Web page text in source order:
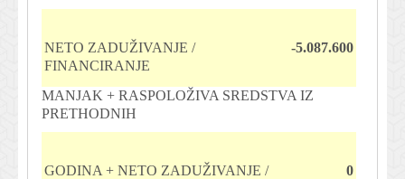
NETO ZADUŽIVANJE /
FINANCIRANJE
-5.087.600
MANJAK + RASPOLOŽIVA SREDSTVA IZ
PRETHODNIH
GODINA + NETO ZADUŽIVANJE /
0